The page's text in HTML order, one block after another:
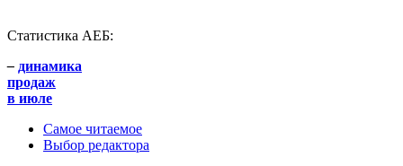
Статистика АЕБ:
– динамика
продаж
в июле
Самое читаемое
Выбор редактора